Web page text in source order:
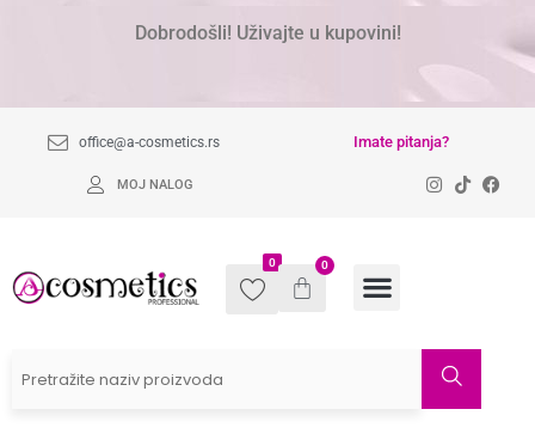
Dobrodošli! Uživajte u kupovini!
office@a-cosmetics.rs Imate pitanja?
MOJ NALOG
0 0